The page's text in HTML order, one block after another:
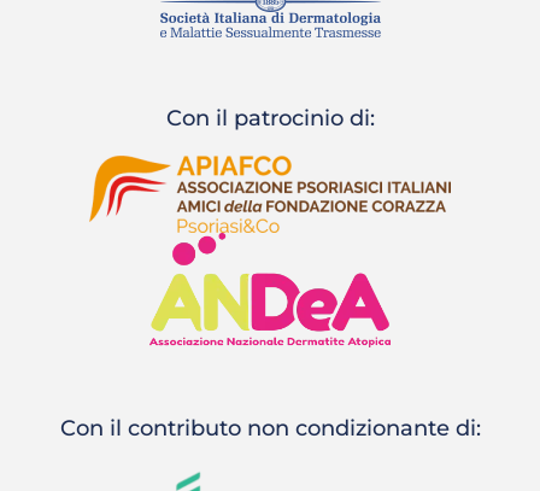
Con il patrocinio di:
Con il contributo non condizionante di: